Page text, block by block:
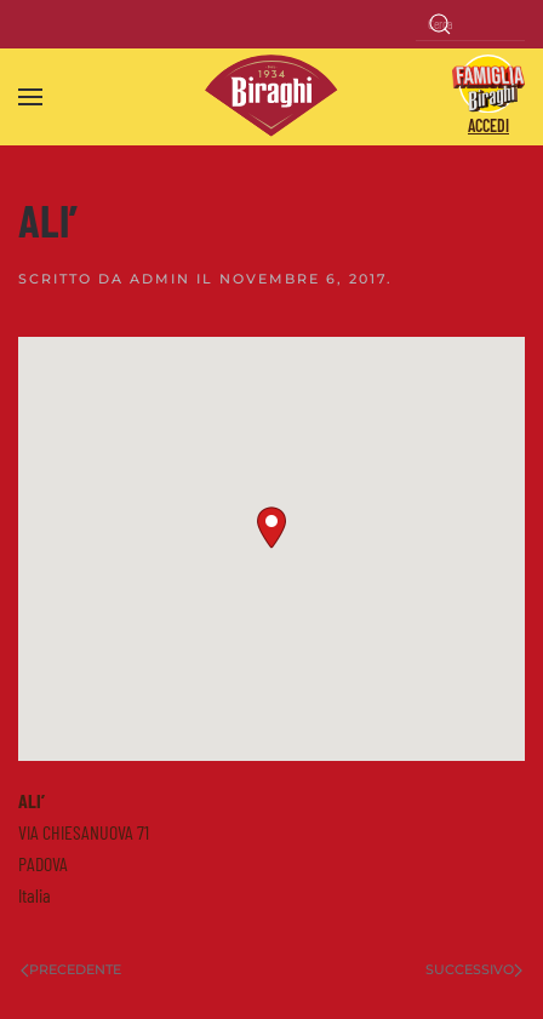
Skip to main content
ACCEDI
ALI’
SCRITTO DA ADMIN IL NOVEMBRE 6, 2017.
ALI’
VIA CHIESANUOVA 71
PADOVA
Italia
PRECEDENTE SUCCESSIVO